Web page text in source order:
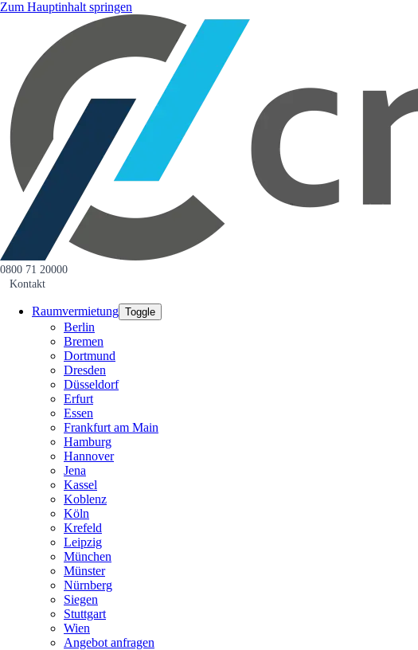
Zum Hauptinhalt springen
0800 71 20000
Kontakt
Raumvermietung Toggle
Berlin
Bremen
Dortmund
Dresden
Düsseldorf
Erfurt
Essen
Frankfurt am Main
Hamburg
Hannover
Jena
Kassel
Koblenz
Köln
Krefeld
Leipzig
München
Münster
Nürnberg
Siegen
Stuttgart
Wien
Angebot anfragen